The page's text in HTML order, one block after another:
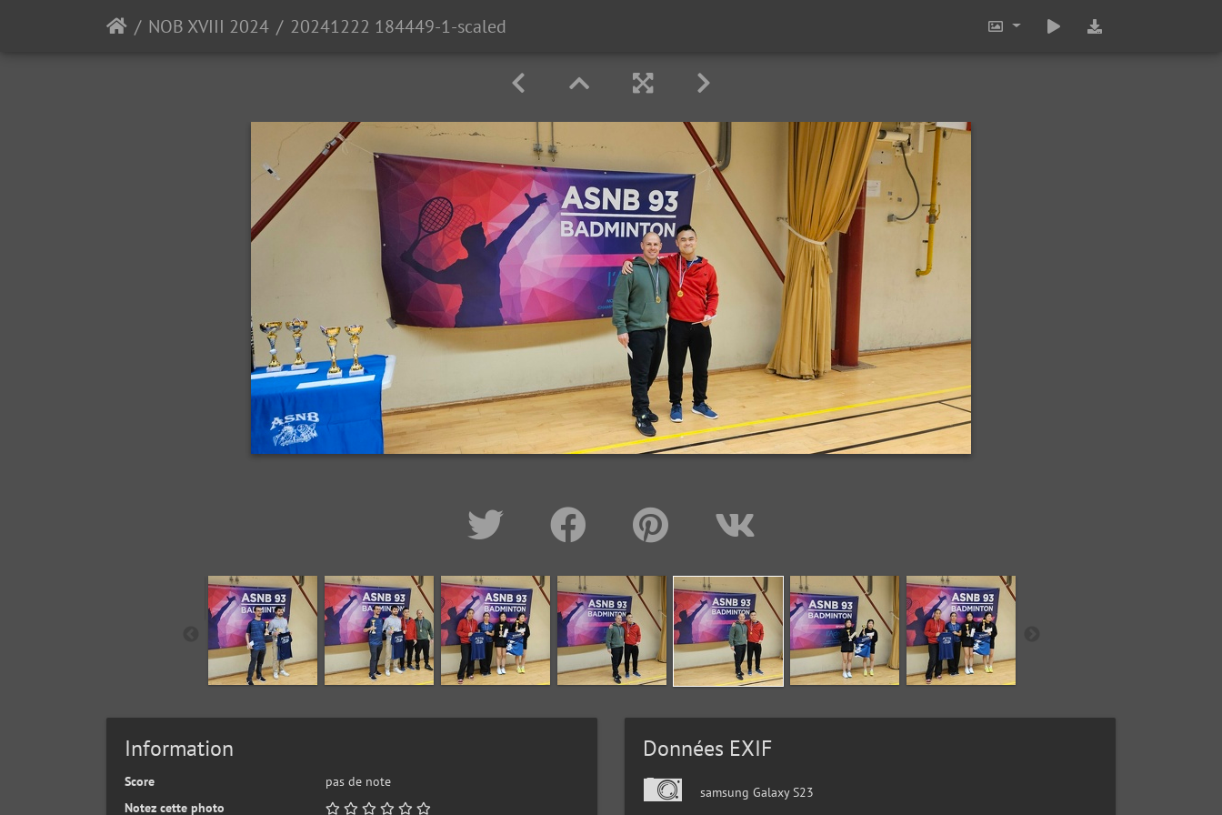
NOB XVIII 2024 20241222 184449-1-scaled
Information
Score
pas de note
Notez cette photo
Données EXIF
samsung Galaxy S23